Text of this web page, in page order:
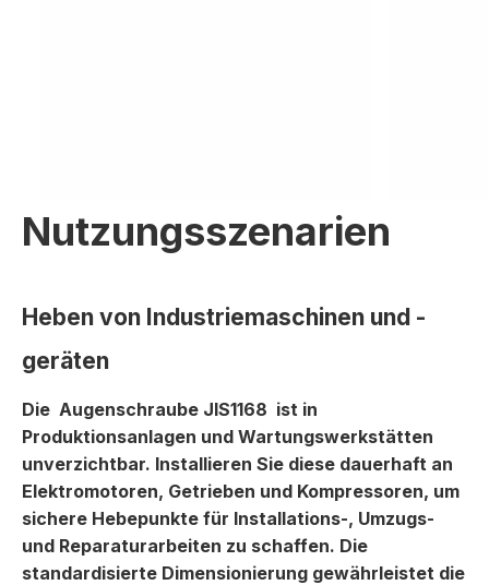
Nutzungsszenarien
Heben von Industriemaschinen und -
geräten
Die Augenschraube JIS1168 ist in
Produktionsanlagen und Wartungswerkstätten
unverzichtbar. Installieren Sie diese dauerhaft an
Elektromotoren, Getrieben und Kompressoren, um
sichere Hebepunkte für Installations-, Umzugs-
und Reparaturarbeiten zu schaffen. Die
standardisierte Dimensionierung gewährleistet die